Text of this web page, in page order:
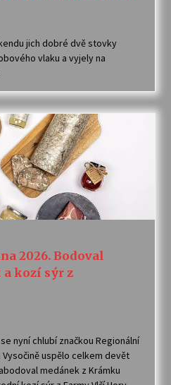
jich dobré dvě stovky
vlaku a vyjely na
2026. Bodoval
a kozí sýr z
nyní chlubí značkou Regionální
Vysočině uspělo celkem devět
medánek z Krámku